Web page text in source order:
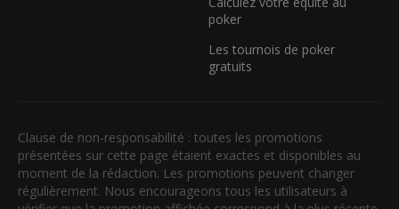
poker
Les tournois de poker
gratuits
Clause de non-responsabilité : toutes les promotions
présentées sur cette page étaient exactes et disponibles au
moment de la rédaction. Les promotions peuvent changer
régulièrement. Nous encourageons tous les utilisateurs à